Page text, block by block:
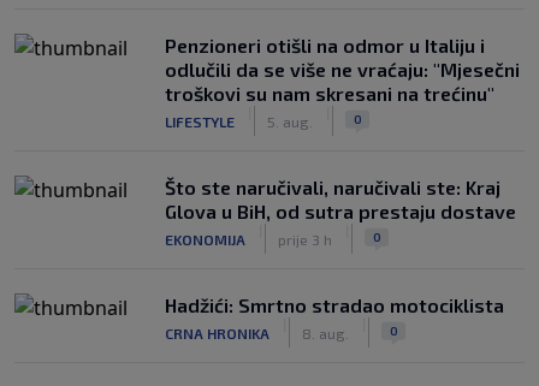
Penzioneri otišli na odmor u Italiju i
odlučili da se više ne vraćaju: "Mjesečni
troškovi su nam skresani na trećinu"
LIFESTYLE 5. aug. 0
Što ste naručivali, naručivali ste: Kraj
Glova u BiH, od sutra prestaju dostave
EKONOMIJA prije 3 h 0
Hadžići: Smrtno stradao motociklista
CRNA HRONIKA 8. aug. 0